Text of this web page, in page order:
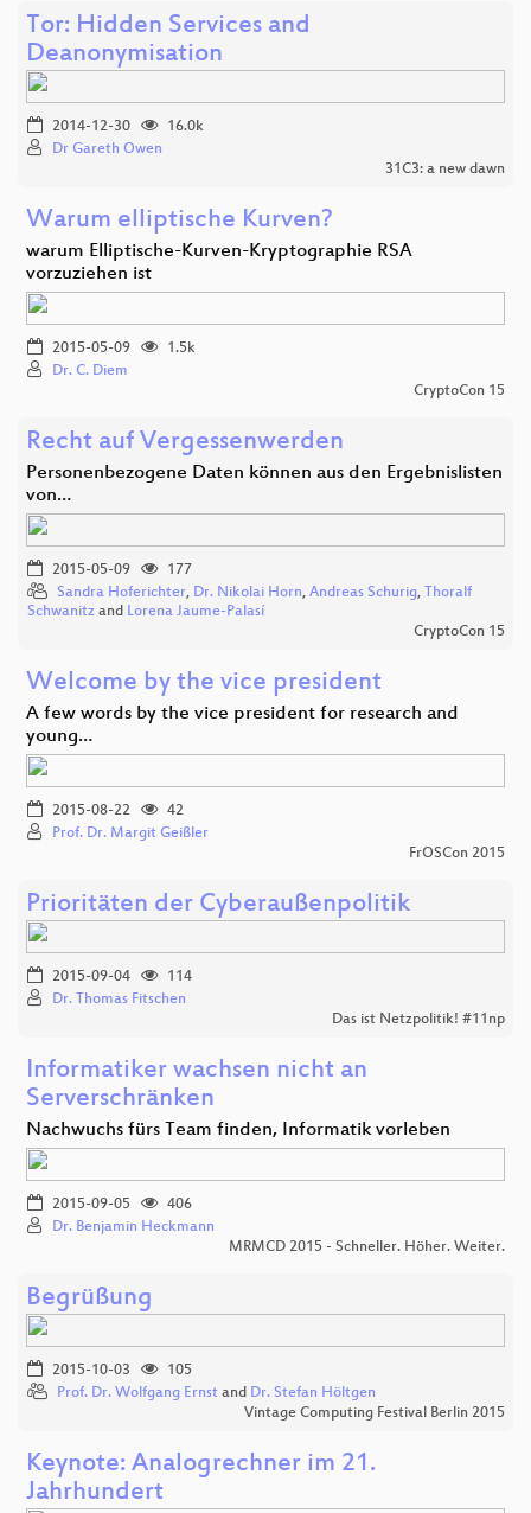
Tor: Hidden Services and
Deanonymisation
2014-12-30
16.0k
Dr Gareth Owen
31C3: a new dawn
Warum elliptische Kurven?
warum Elliptische-Kurven-Kryptographie RSA
vorzuziehen ist
2015-05-09
1.5k
Dr. C. Diem
CryptoCon 15
Recht auf Vergessenwerden
Personenbezogene Daten können aus den Ergebnislisten
von…
2015-05-09
177
Sandra Hoferichter, Dr. Nikolai Horn, Andreas Schurig, Thoralf
Schwanitz and Lorena Jaume-Palasí
CryptoCon 15
Welcome by the vice president
A few words by the vice president for research and
young…
2015-08-22
42
Prof. Dr. Margit Geißler
FrOSCon 2015
Prioritäten der Cyberaußenpolitik
2015-09-04
114
Dr. Thomas Fitschen
Das ist Netzpolitik! #11np
Informatiker wachsen nicht an
Serverschränken
Nachwuchs fürs Team finden, Informatik vorleben
2015-09-05
406
Dr. Benjamin Heckmann
MRMCD 2015 - Schneller. Höher. Weiter.
Begrüßung
2015-10-03
105
Prof. Dr. Wolfgang Ernst and Dr. Stefan Höltgen
Vintage Computing Festival Berlin 2015
Keynote: Analogrechner im 21.
Jahrhundert